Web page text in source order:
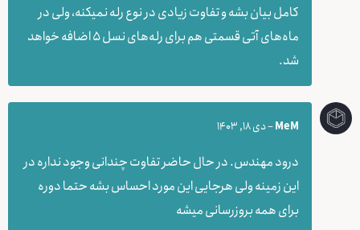
کامل بیان بشه و تفاوت زیادی در نوع رله نمیکنه، ولی در
ماه‌های آتی قسمتی هم برای رله‌های نسل 5 اضافه خواهد
شد.
MeM
–دی 18, 1403
درود مهندس. در حال حاضر تفاوت چندانی وجود نداره در
این زمینه ولی هرجایی این مورد احساس بشه حتما دوره
برای همه بروزرسانی میشه